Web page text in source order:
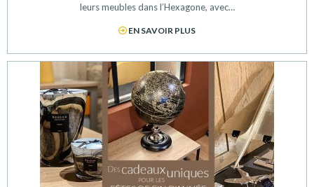
leurs meubles dans l’Hexagone, avec…
EN SAVOIR PLUS